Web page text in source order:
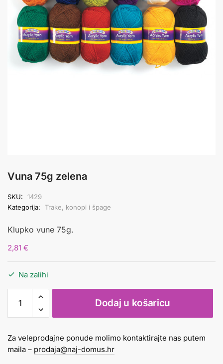
Vuna 75g zelena
SKU:
1429
Kategorija:
Trake, konopi i špage
Klupko vune 75g.
2,81 €
Na zalihi
zelena
Dodaj u košaricu
Za veleprodajne ponude molimo kontaktirajte nas putem
maila – prodaja@naj-domus.hr